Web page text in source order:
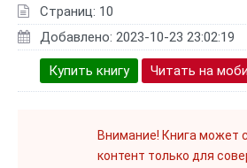
Страниц: 10
Добавлено: 2023-10-23 23:02:19
Купить книгу Читать на
Внимание! Книга может
контент только для